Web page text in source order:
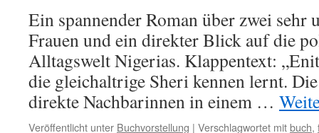
Ein spannender Roman über zwei sehr
Frauen und ein direkter Blick auf die
Alltagswelt Nigerias. Klappentext:
die gleichaltrige Sheri kennen lernt.
direkte Nachbarinnen in einem …
Veröffentlicht unter Buchvorstellung | Verschlagwortet mitbuch,